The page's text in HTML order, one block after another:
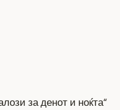
за денот и ноќта“